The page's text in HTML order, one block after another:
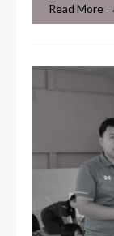
Read More →